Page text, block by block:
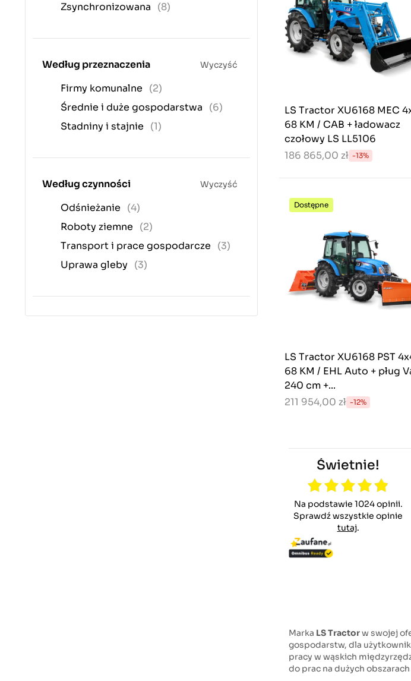
Zsynchronizowana
(8)
Według przeznaczenia Wyczyść
Firmy komunalne
(2)
Średnie i duże gospodarstwa
(6)
Stadniny i stajnie
(1)
Według czynności Wyczyść
Odśnieżanie
(4)
Roboty ziemne
(2)
Transport i prace gospodarcze
(3)
Uprawa gleby (3)
LS Tractor XU6168 MEC
68 KM / CAB + ładowacz
czołowy LS LL5106
186 865,00 zł -13%
Dostępne
LS Tractor XU6168 PST
68 KM / EHL Auto + pług
240 cm +...
211 954,00 zł -12%
Świetnie!
Na podstawie 1024 opinii.
Sprawdź wszystkie opinie
tutaj.
Pracownicy Zawsze
chętni do pomocy ,
lecz oferta części
niestety
Norbert B.
01.08.2026
Alles gut gelaufen,
jederzeit wieder,
schönen Dank,
Gruß aus Germany
/Schwarzwald
Marka LS Tractorw swojej
gospodarstw, dla
pracy w wąskich
do prac na dużych